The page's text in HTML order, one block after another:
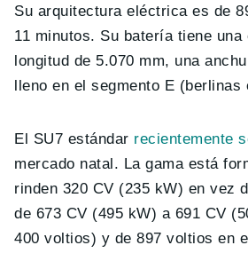
Su arquitectura eléctrica es de
11 minutos. Su batería tiene
longitud de 5.070 mm, una
lleno en el segmento E (berlinas
El SU7 estándar recientemente
mercado natal. La gama está
rinden 320 CV (235 kW) en vez
de 673 CV (495 kW) a 691 CV
400 voltios) y de 897 voltios en